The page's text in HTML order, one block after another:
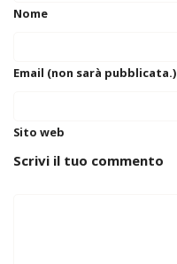
Nome
Email (non sarà pubblicata.)
Sito web
Scrivi il tuo commento